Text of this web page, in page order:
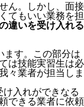
ん。しかし、面接
てもいい業務を担
違いを受け入れる
ます。この部分は
は技能実習生は必
々業者が担当しま
入れができなる
できる業者に依頼